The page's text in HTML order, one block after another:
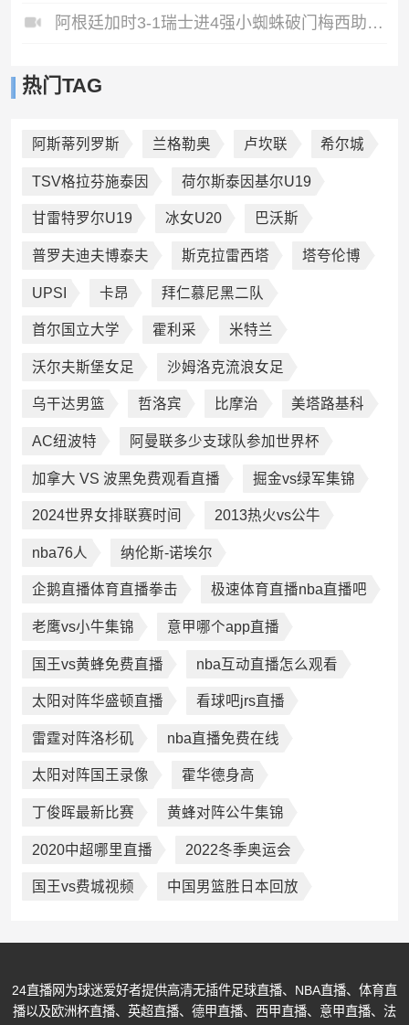
阿根廷加时3-1瑞士进4强小蜘蛛破门梅西助攻麦卡恩博洛假摔染红
热门TAG
阿斯蒂列罗斯 兰格勒奥 卢坎联 希尔城
TSV格拉芬施泰因 荷尔斯泰因基尔U19
甘雷特罗尔U19 冰女U20 巴沃斯
普罗夫迪夫博泰夫 斯克拉雷西塔 塔夸伦博
UPSI 卡昂 拜仁慕尼黑二队
首尔国立大学 霍利采 米特兰
沃尔夫斯堡女足 沙姆洛克流浪女足
乌干达男篮 哲洛宾 比摩治 美塔路基科
AC纽波特 阿曼联多少支球队参加世界杯
加拿大 VS 波黑免费观看直播 掘金vs绿军集锦
2024世界女排联赛时间 2013热火vs公牛
nba76人 纳伦斯-诺埃尔
企鹅直播体育直播拳击 极速体育直播nba直播吧
老鹰vs小牛集锦 意甲哪个app直播
国王vs黄蜂免费直播 nba互动直播怎么观看
太阳对阵华盛顿直播 看球吧jrs直播
雷霆对阵洛杉矶 nba直播免费在线
太阳对阵国王录像 霍华德身高
丁俊晖最新比赛 黄蜂对阵公牛集锦
2020中超哪里直播 2022冬季奥运会
国王vs费城视频 中国男篮胜日本回放
24直播网为球迷爱好者提供高清无插件足球直播、NBA直播、体育直
播以及欧洲杯直播、英超直播、德甲直播、西甲直播、意甲直播、法